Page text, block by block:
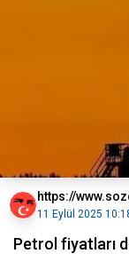
https://
11 Eylül 2025
Petrol fiyatları